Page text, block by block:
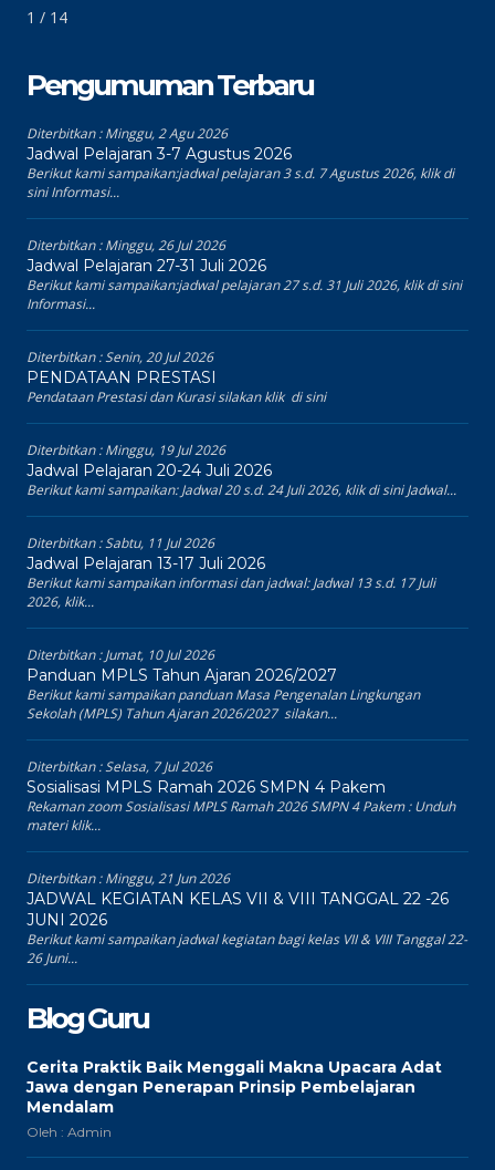
1 / 14
Pengumuman Terbaru
Diterbitkan :Minggu, 2 Agu 2026
Jadwal Pelajaran 3-7 Agustus 2026
Berikut kami sampaikan:jadwal pelajaran 3 s.d. 7 Agustus 2026, klik di
sini Informasi...
Diterbitkan :Minggu, 26 Jul 2026
Jadwal Pelajaran 27-31 Juli 2026
Berikut kami sampaikan:jadwal pelajaran 27 s.d. 31 Juli 2026, klik di sini
Informasi...
Diterbitkan :Senin, 20 Jul 2026
PENDATAAN PRESTASI
Pendataan Prestasi dan Kurasi silakan klik di sini
Diterbitkan :Minggu, 19 Jul 2026
Jadwal Pelajaran 20-24 Juli 2026
Berikut kami sampaikan: Jadwal 20 s.d. 24 Juli 2026, klik di sini Jadwal...
Diterbitkan :Sabtu, 11 Jul 2026
Jadwal Pelajaran 13-17 Juli 2026
Berikut kami sampaikan informasi dan jadwal: Jadwal 13 s.d. 17 Juli
2026, klik...
Diterbitkan :Jumat, 10 Jul 2026
Panduan MPLS Tahun Ajaran 2026/2027
Berikut kami sampaikan panduan Masa Pengenalan Lingkungan
Sekolah (MPLS) Tahun Ajaran 2026/2027 silakan...
Diterbitkan :Selasa, 7 Jul 2026
Sosialisasi MPLS Ramah 2026 SMPN 4 Pakem
Rekaman zoom Sosialisasi MPLS Ramah 2026 SMPN 4 Pakem : Unduh
materi klik...
Diterbitkan :Minggu, 21 Jun 2026
JADWAL KEGIATAN KELAS VII & VIII TANGGAL 22 -26
JUNI 2026
Berikut kami sampaikan jadwal kegiatan bagi kelas VII & VIII Tanggal 22-
26 Juni...
Blog Guru
Cerita Praktik Baik Menggali Makna Upacara Adat
Jawa dengan Penerapan Prinsip Pembelajaran
Mendalam
Oleh : Admin